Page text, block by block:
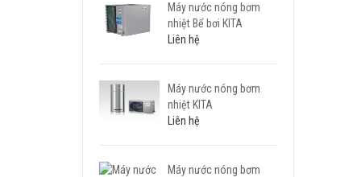
Máy nước nóng bơm
nhiệt Bể bơi KITA
Liên hệ
Máy nước nóng bơm
nhiệt KITA
Liên hệ
Máy nước nóng bơm